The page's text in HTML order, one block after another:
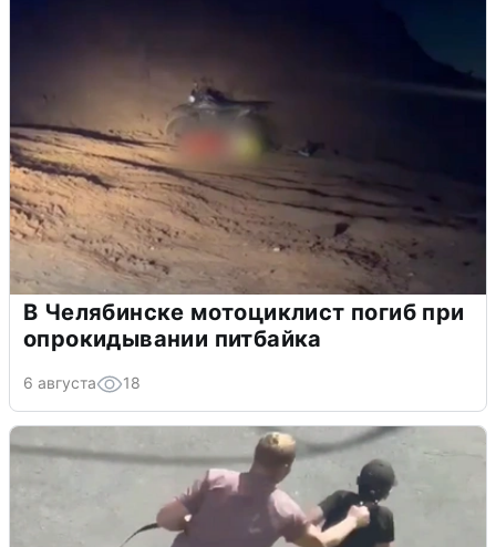
В Челябинске мотоциклист погиб при
опрокидывании питбайка
6 августа 18